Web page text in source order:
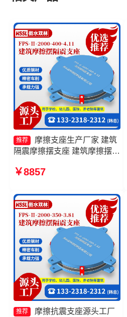
推荐
摩擦支座生产厂家 建筑
隔震摩擦摆支座 建筑摩擦摆式
FPS3A生产厂家
￥8857
推荐
摩擦抗震支座源头工厂